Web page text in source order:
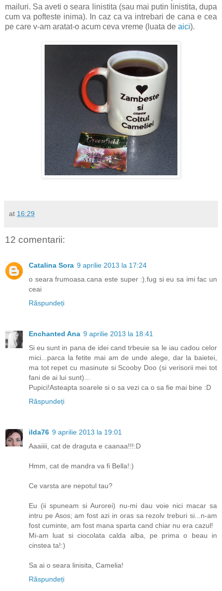
mailuri. Sa aveti o seara linistita (sau mai putin linistita, dupa
cum va pofteste inima). In caz ca va intrebari de cana e cea
pe care v-am aratat-o acum ceva vreme (luata de aici).
at 16:29
12 comentarii:
Catalina Sora 9 aprilie 2013 la 17:24
o seara frumoasa.cana este super :).fug si eu sa imi fac un
ceai
Răspundeți
Enchanted Ana 9 aprilie 2013 la 18:41
Si eu sunt in pana de idei cand trbeuie sa le iau cadou celor
mici...parca la fetite mai am de unde alege, dar la baietei,
ma tot repet cu masinute si Scooby Doo (si verisorii mei tot
fani de ai lui sunt)...
Pupici!Asteapta soarele si o sa vezi ca o sa fie mai bine :D
Răspundeți
ilda76 9 aprilie 2013 la 19:01
Aaaiiii, cat de draguta e caanaa!!!:D
Hmm, cat de mandra va fi Bella!:)
Ce varsta are nepotul tau?
Eu (ii spuneam si Aurorei) nu-mi dau voie nici macar sa
intru pe Asos; am fost azi in oras sa rezolv treburi si...n-am
fost cuminte, am fost mana sparta cand chiar nu era cazul!
Mi-am luat si ciocolata calda alba, pe prima o beau in
cinstea ta!:)
Sa ai o seara linisita, Camelia!
Răspundeți